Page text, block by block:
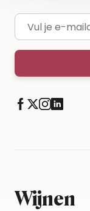
E-mailadres
Wijnen